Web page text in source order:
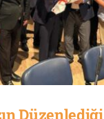
Düzenlediği